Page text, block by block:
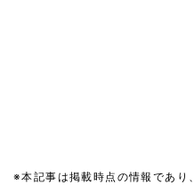
※本記事は掲載時点の情報であり